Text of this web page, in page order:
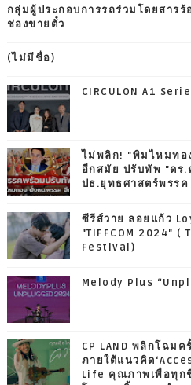
กลุ่มผู้ประกอบการรถร่วมโดยสาร
ช่องขายตั๋ว
(ไม่มีชื่อ)
CIRCULON A1
ไม่พลิก! "พิมไหมทอ
อีกสมัย ปรับทัพ "ดร.
ปธ.ยุทธศาสตร์พรรค
ซีรีส์วาย ลอยแก้ว
"TIFFCOM 2024"
Festival)
Melody Plus
CP LAND พลิกโฉม
ภายใต้แนวคิด
Life คุณภาพเพื่อทุก